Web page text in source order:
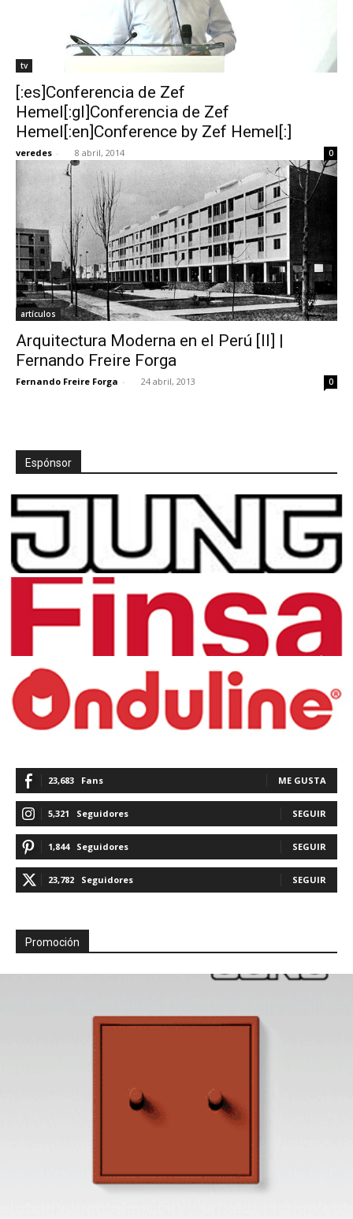
tv
[:es]Conferencia de Zef
Hemel[:gl]Conferencia de Zef
Hemel[:en]Conference by Zef Hemel[:]
veredes - 8 abril, 2014 0
artículos
Arquitectura Moderna en el Perú [II] |
Fernando Freire Forga
Fernando Freire Forga - 24 abril, 2013 0
Espónsor
23,683 Fans ME GUSTA
5,321 Seguidores SEGUIR
1,844 Seguidores SEGUIR
23,782 Seguidores SEGUIR
Promoción